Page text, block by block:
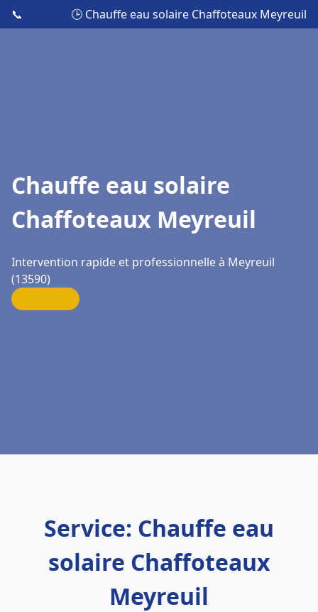
📞 🕒 Chauffe eau solaire Chaffoteaux Meyreuil
Chauffe eau solaire
Chaffoteaux Meyreuil
Intervention rapide et professionnelle à Meyreuil
(13590)
Service: Chauffe eau
solaire Chaffoteaux
Meyreuil